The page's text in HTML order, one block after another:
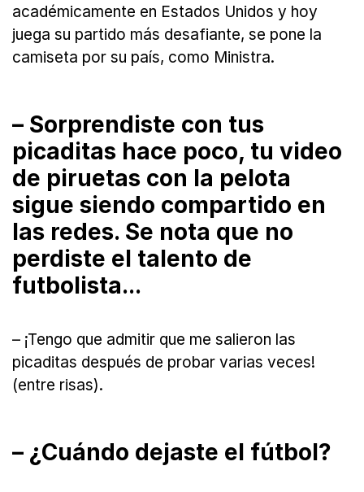
académicamente en Estados Unidos y hoy
juega su partido más desafiante, se pone la
camiseta por su país, como Ministra.
– Sorprendiste con tus
picaditas hace poco, tu video
de piruetas con la pelota
sigue siendo compartido en
las redes. Se nota que no
perdiste el talento de
futbolista...
– ¡Tengo que admitir que me salieron las
picaditas después de probar varias veces!
(entre risas).
– ¿Cuándo dejaste el fútbol?